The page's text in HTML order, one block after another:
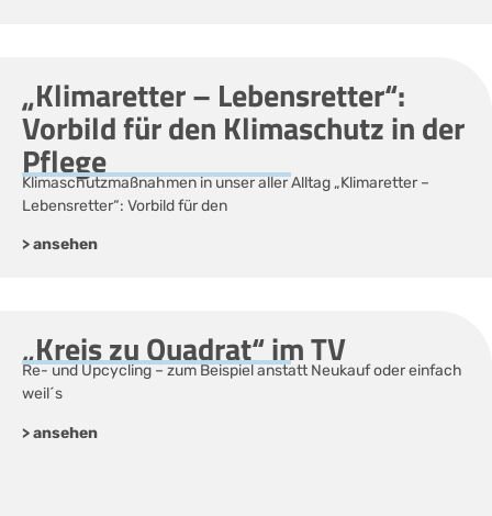
„Klimaretter – Lebensretter“:
Vorbild für den Klimaschutz in der
Pflege
Klimaschutzmaßnahmen in unser aller Alltag „Klimaretter –
Lebensretter“: Vorbild für den
> ansehen
„Kreis zu Quadrat“ im TV
Re- und Upcycling – zum Beispiel anstatt Neukauf oder einfach
weil´s
> ansehen